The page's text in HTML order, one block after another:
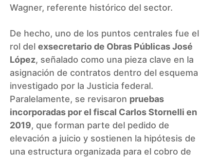
Wagner, referente histórico del sector.
De hecho, uno de los puntos centrales fue el
rol del exsecretario de Obras Públicas José
López, señalado como una pieza clave en la
asignación de contratos dentro del esquema
investigado por la Justicia federal.
Paralelamente, se revisaron pruebas
incorporadas por el fiscal Carlos Stornelli en
2019, que forman parte del pedido de
elevación a juicio y sostienen la hipótesis de
una estructura organizada para el cobro de